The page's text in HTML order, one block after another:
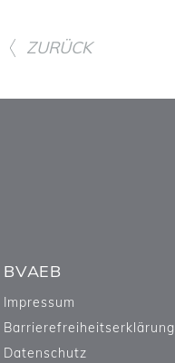
ZURÜCK
BVAEB
Impressum
Barrierefreiheitserklärung
Datenschutz